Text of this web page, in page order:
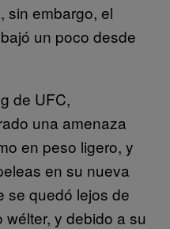
sin embargo, el
un poco desde
de UFC,
una amenaza
en peso ligero, y
en su nueva
se quedó lejos de
y debido a su